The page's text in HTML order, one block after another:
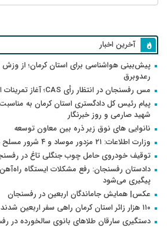
آخرین اخبار
پیش‌بینی هواشناسی برای استان کرمان؛ از وزش
رعدوبرق
مس رفسنجان در انتظار رأی CAS؛ آغاز تمرینات از هفته آینده
شهید صارمی و روز خبرنگار
نانوایی های نوق زیر ذره بین معاون توسعه
وزارت اطلاعات: ۲۱ مزدور موساد و ۴ شرور مسلح در کرمان بازداشت شدند
توقیف خودروی حامل چوب جنگلی تاغ در
دادستان رفسنجان: رفع مشکلات ایستگاه
پیگیری می‌شود
عکس| همایش جاماندگان اربعین در رفسنجان
۱۱۰ هزار زائر استان کرمان راهی سفر اربعین شدند
دستگیری سارقان طلاهای بانوی سالخورده در